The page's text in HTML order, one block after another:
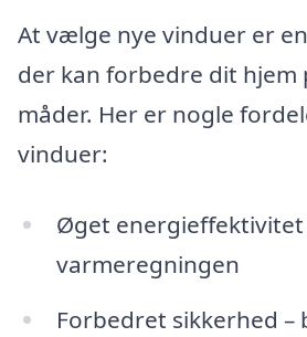
At vælge nye vinduer er
der kan forbedre dit hjem
måder. Her er nogle
vinduer:
Øget energieffektivitet
varmeregningen
Forbedret sikkerhed –